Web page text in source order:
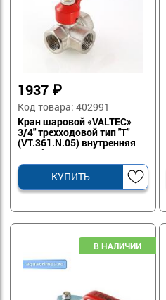
1937 ₽
Код товара: 402991
Кран шаровой «VALTEC»
3/4" трехходовой тип "Т"
(VT.361.N.05) внутренняя
резьба
КУПИТЬ